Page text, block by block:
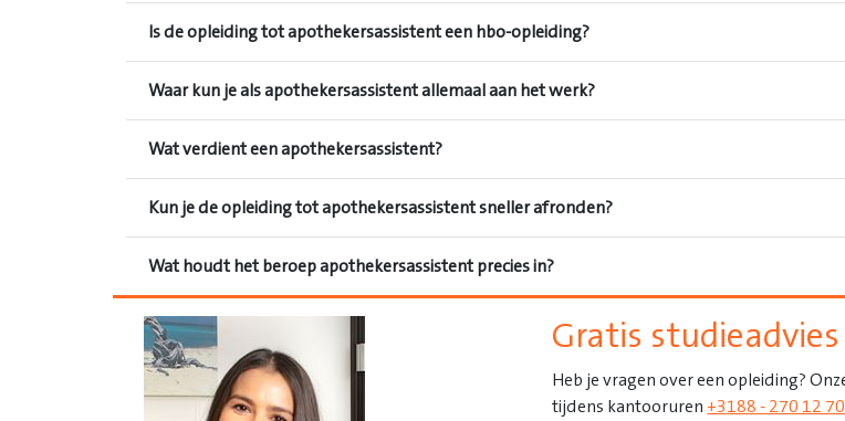
Is de opleiding tot apothekersassistent een hbo-opleiding?
Waar kun je als apothekersassistent allemaal aan het werk?
Wat verdient een apothekersassistent?
Kun je de opleiding tot apothekersassistent sneller afronden?
Wat houdt het beroep apothekersassistent precies in?
Gratis studieadvies
Heb je vragen over een opleiding?
tijdens kantooruren +3188 - 270 12 70